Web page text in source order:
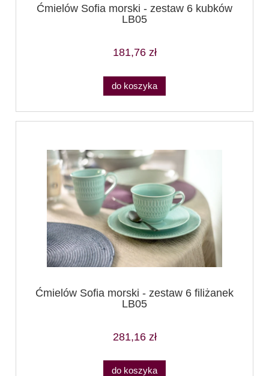
Ćmielów Sofia morski - zestaw 6 kubków
LB05
181,76 zł
do koszyka
Ćmielów Sofia morski - zestaw 6 filiżanek
LB05
281,16 zł
do koszyka